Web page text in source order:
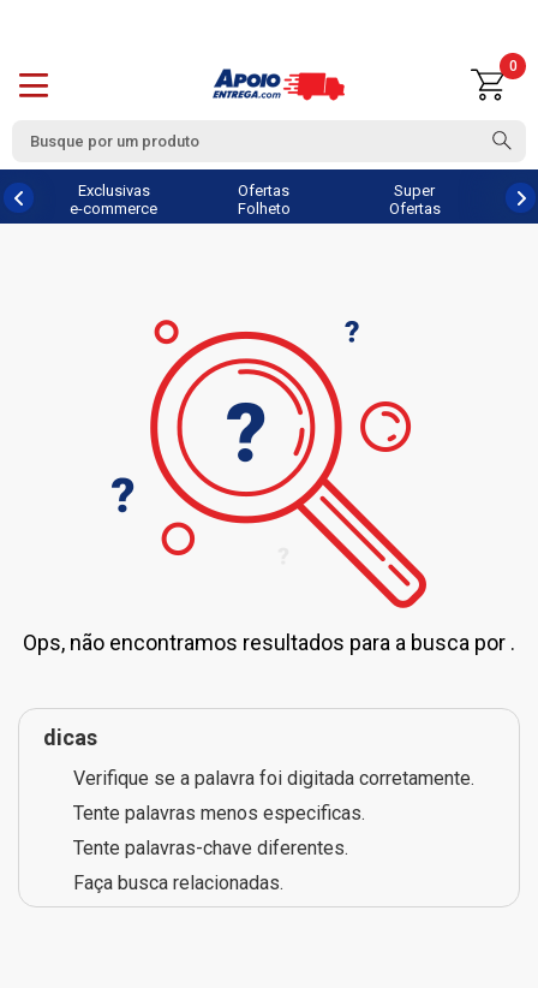
0
Exclusivas
e-commerce
Ofertas
Folheto
Super
Ofertas
Ops, não encontramos resultados para a busca por .
dicas
Verifique se a palavra foi digitada corretamente.
Tente palavras menos especificas.
Tente palavras-chave diferentes.
Faça busca relacionadas.